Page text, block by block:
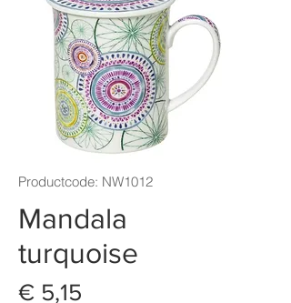
Productcode: NW1012
Mandala
turquoise
€ 5,15